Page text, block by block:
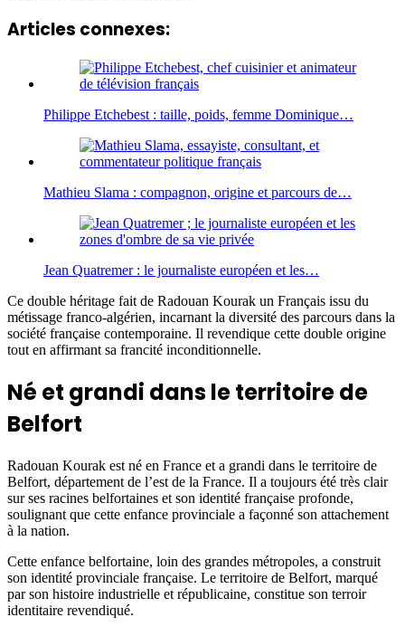
Articles connexes:
Philippe Etchebest : taille, poids, femme Dominique…
Mathieu Slama : compagnon, origine et parcours de…
Jean Quatremer : le journaliste européen et les…
Ce double héritage fait de Radouan Kourak un Français issu du
métissage franco-algérien, incarnant la diversité des parcours dans la
société française contemporaine. Il revendique cette double origine
tout en affirmant sa francité inconditionnelle.
Né et grandi dans le territoire de
Belfort
Radouan Kourak est né en France et a grandi dans le territoire de
Belfort, département de l’est de la France. Il a toujours été très clair
sur ses racines belfortaines et son identité française profonde,
soulignant que cette enfance provinciale a façonné son attachement
à la nation.
Cette enfance belfortaine, loin des grandes métropoles, a construit
son identité provinciale française. Le territoire de Belfort, marqué
par son histoire industrielle et républicaine, constitue son terroir
identitaire revendiqué.